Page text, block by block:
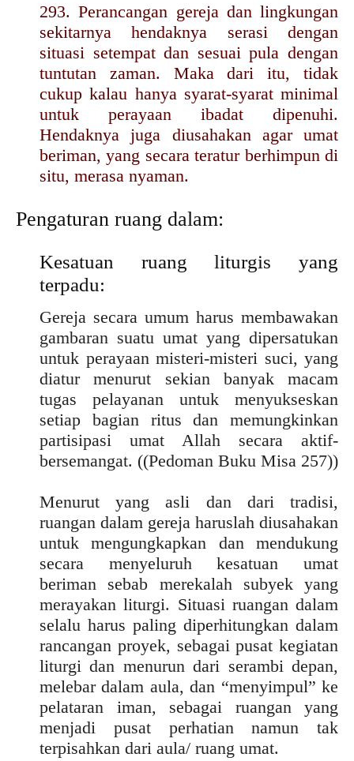
293. Perancangan gereja dan lingkungan
sekitarnya hendaknya serasi dengan
situasi setempat dan sesuai pula dengan
tuntutan zaman. Maka dari itu, tidak
cukup kalau hanya syarat-syarat minimal
untuk perayaan ibadat dipenuhi.
Hendaknya juga diusahakan agar umat
beriman, yang secara teratur berhimpun di
situ, merasa nyaman.
Pengaturan ruang dalam:
Kesatuan ruang liturgis yang
terpadu:
Gereja secara umum harus membawakan
gambaran suatu umat yang dipersatukan
untuk perayaan misteri-misteri suci, yang
diatur menurut sekian banyak macam
tugas pelayanan untuk menyukseskan
setiap bagian ritus dan memungkinkan
partisipasi umat Allah secara aktif-
bersemangat. ((Pedoman Buku Misa 257))
Menurut yang asli dan dari tradisi,
ruangan dalam gereja haruslah diusahakan
untuk mengungkapkan dan mendukung
secara menyeluruh kesatuan umat
beriman sebab merekalah subyek yang
merayakan liturgi. Situasi ruangan dalam
selalu harus paling diperhitungkan dalam
rancangan proyek, sebagai pusat kegiatan
liturgi dan menurun dari serambi depan,
melebar dalam aula, dan “menyimpul” ke
pelataran iman, sebagai ruangan yang
menjadi pusat perhatian namun tak
terpisahkan dari aula/ ruang umat.